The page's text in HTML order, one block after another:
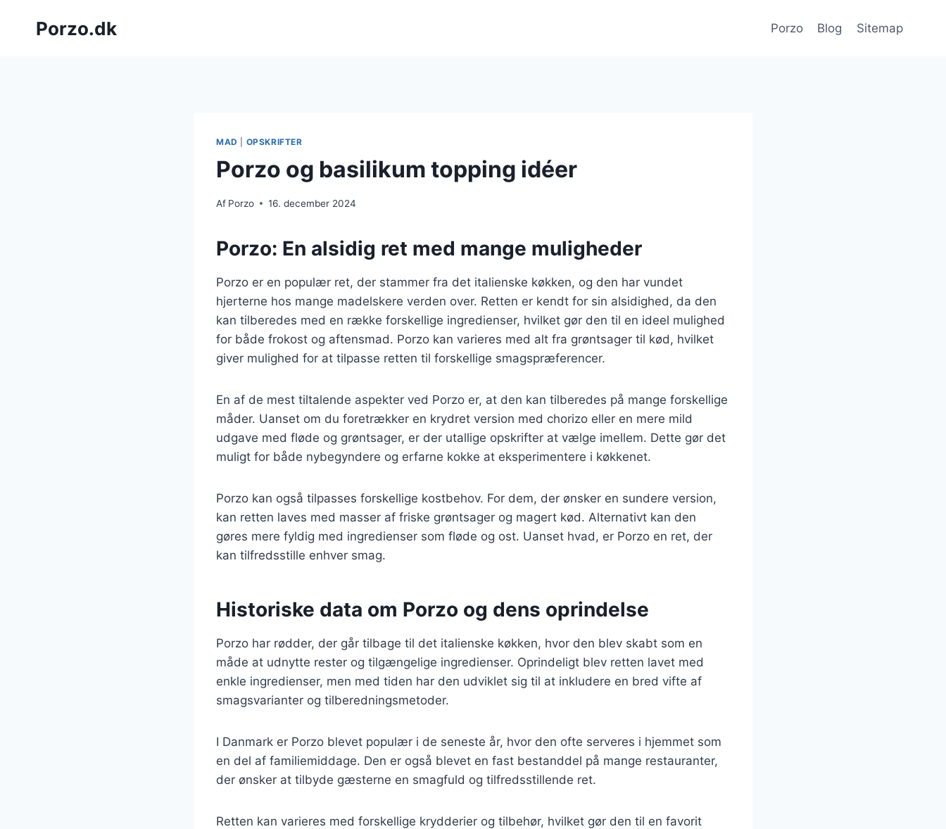
Porzo.dk Porzo Blog Sitemap
MAD OPSKRIFTER
Porzo og basilikum topping idéer
Af Porzo 16. december 2024
Porzo: En alsidig ret med mange muligheder
Porzo er en populær ret, der stammer fra det italienske køkken, og den har vundet
hjerterne hos mange madelskere verden over. Retten er kendt for sin alsidighed, da den
kan tilberedes med en række forskellige ingredienser, hvilket gør den til en ideel mulighed
for både frokost og aftensmad. Porzo kan varieres med alt fra grøntsager til kød, hvilket
giver mulighed for at tilpasse retten til forskellige smagspræferencer.
En af de mest tiltalende aspekter ved Porzo er, at den kan tilberedes på mange forskellige
måder. Uanset om du foretrækker en krydret version med chorizo eller en mere mild
udgave med fløde og grøntsager, er der utallige opskrifter at vælge imellem. Dette gør det
muligt for både nybegyndere og erfarne kokke at eksperimentere i køkkenet.
Porzo kan også tilpasses forskellige kostbehov. For dem, der ønsker en sundere version,
kan retten laves med masser af friske grøntsager og magert kød. Alternativt kan den
gøres mere fyldig med ingredienser som fløde og ost. Uanset hvad, er Porzo en ret, der
kan tilfredsstille enhver smag.
Historiske data om Porzo og dens oprindelse
Porzo har rødder, der går tilbage til det italienske køkken, hvor den blev skabt som en
måde at udnytte rester og tilgængelige ingredienser. Oprindeligt blev retten lavet med
enkle ingredienser, men med tiden har den udviklet sig til at inkludere en bred vifte af
smagsvarianter og tilberedningsmetoder.
I Danmark er Porzo blevet populær i de seneste år, hvor den ofte serveres i hjemmet som
en del af familiemiddage. Den er også blevet en fast bestanddel på mange restauranter,
der ønsker at tilbyde gæsterne en smagfuld og tilfredsstillende ret.
Retten kan varieres med forskellige krydderier og tilbehør, hvilket gør den til en favorit